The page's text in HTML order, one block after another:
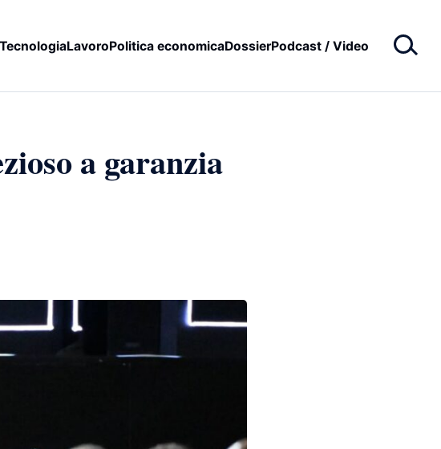
TecnologiaLavoroPolitica economicaDossierPodcast / Video
a garanzia